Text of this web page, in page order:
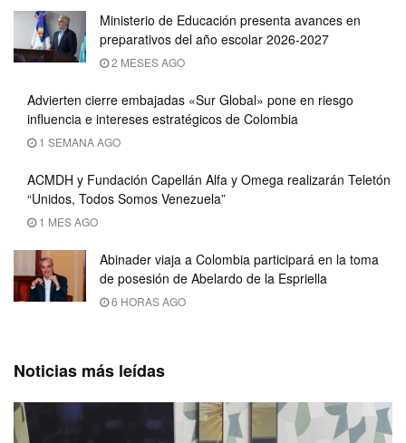
Ministerio de Educación presenta avances en
preparativos del año escolar 2026-2027
2 MESES AGO
Advierten cierre embajadas «Sur Global» pone en riesgo
influencia e intereses estratégicos de Colombia
1 SEMANA AGO
ACMDH y Fundación Capellán Alfa y Omega realizarán Teletón
“Unidos, Todos Somos Venezuela”
1 MES AGO
Abinader viaja a Colombia participará en la toma
de posesión de Abelardo de la Espriella
6 HORAS AGO
Noticias más leídas